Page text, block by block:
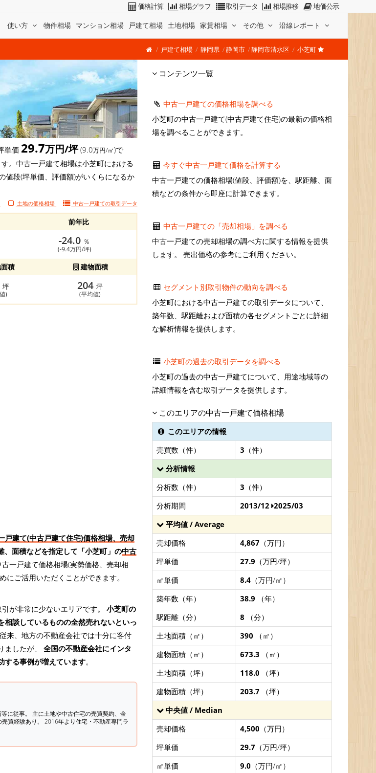
使い方 物件相場 マンション相場 戸建て相場 土地相場 家賃相場 その他 沿線レポート
価格計算 相場グラフ 取引データ 相場推移 地価公示
戸建て相場 静岡県 静岡市 静岡市清水区 小芝町
単価 29.7万円/坪(9.0万円/㎡)で
。中古一戸建て相場は小芝町における
値段(坪単価、評価額)がいくらになるか
土地の価格相場 中古一戸建ての取引データ
前年比
-24.0 ％
(-9.4万円/坪)
積 建物面積
坪
)
204 坪
(平均値)
戸建て(中古戸建て住宅)価格相場、売却
、面積などを指定して「小芝町」の中古
一戸建て価格相場(実勢価格、売却相
ご活用いただくことができます。
が非常に少ないエリアです。 小芝町の
談しているものの全然売れないといっ
来、地方の不動産会社では十分に客付
ましたが、 全国の不動産会社にインタ
する事例が増えています。
に従事。 主に土地や中古住宅の売買契約、金
買経験あり。 2016年より住宅・不動産専門ラ
コンテンツ一覧
中古一戸建ての価格相場を調べる
小芝町の中古一戸建て(中古戸建て住宅)の最新の価格相
場を調べることができます。
今すぐ中古一戸建て価格を計算する
中古一戸建ての価格相場(値段、評価額)を、駅距離、面
積などの条件から即座に計算できます。
中古一戸建ての「売却相場」を調べる
中古一戸建ての売却相場の調べ方に関する情報を提供
します。 売出価格の参考にご利用ください。
セグメント別取引物件の動向を調べる
小芝町における中古一戸建ての取引データについて、
築年数、駅距離および面積の各セグメントごとに詳細
な解析情報を提供します。
小芝町の過去の取引データを調べる
小芝町の過去の中古一戸建てについて、用途地域等の
詳細情報を含む取引データを提供します。
このエリアの中古一戸建て価格相場
このエリアの情報
売買数（件）
3 （件）
分析情報
分析数（件）
3 （件）
分析期間
2013/12 2025/03
平均値 / Average
売却価格
4,867 （万円）
坪単価
27.9 （万円/坪）
㎡単価
8.4 （万円/㎡）
築年数（年）
38.9 （年）
駅距離（分）
8 （分）
土地面積（㎡）
390 （㎡）
建物面積（㎡）
673.3 （㎡）
土地面積（坪）
118.0 （坪）
建物面積（坪）
203.7 （坪）
中央値 / Median
売却価格
4,500 （万円）
坪単価
29.7 （万円/坪）
㎡単価
9.0 （万円/㎡）